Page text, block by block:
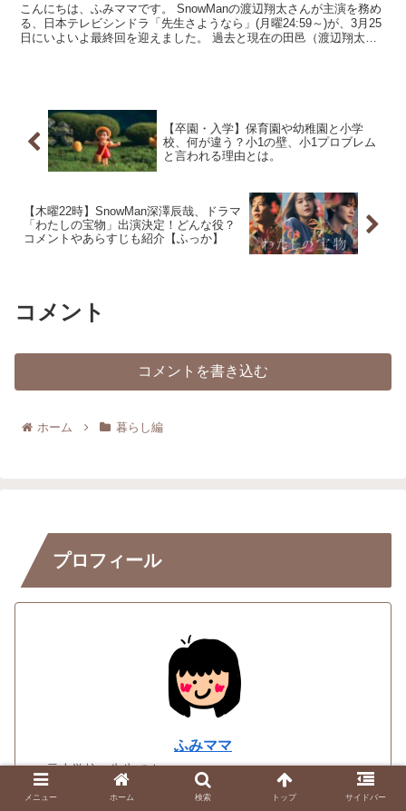
こんにちは、ふみママです。 SnowManの渡辺翔太さんが主演を務め
る、日本テレビシンドラ「先生さようなら」(月曜24:59～)が、3月25
日にいよいよ最終回を迎えました。 過去と現在の田邑（渡辺翔太）
【卒園・入学】保育園や幼稚園と小学
校、何が違う？小1の壁、小1プロブレム
と言われる理由とは。
【木曜22時】SnowMan深澤辰哉、ドラマ
「わたしの宝物」出演決定！どんな役？
コメントやあらすじも紹介【ふっか】
コメント
コメントを書き込む
ホーム 暮らし編
プロフィール
ふみママ
元小学校の先生です。
時短勤務をしていました！
２児の母＊年長姉・年少弟＊
メニュー ホーム 検索 トップ サイドバー